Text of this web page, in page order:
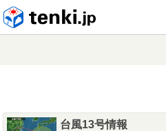
台風13号情報